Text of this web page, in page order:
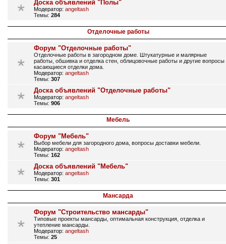
Доска объявлений "Полы"
Модератор: angeltash
Темы: 284
Отделочные работы
Форум "Отделочные работы"
Отделочные работы в загородном доме. Штукатурные и малярные
работы, обшивка и отделка стен, облицовочные работы и другие вопросы
касающиеся отделки дома.
Модератор: angeltash
Темы: 307
Доска объявлений "Отделочные работы"
Модератор: angeltash
Темы: 906
Мебель
Форум "Мебель"
Выбор мебели для загородного дома, вопросы доставки мебели.
Модератор: angeltash
Темы: 162
Доска объявлений "Мебель"
Модератор: angeltash
Темы: 301
Мансарда
Форум "Строительство мансарды"
Типовые проекты мансарды, оптимальная конструкция, отделка и
утепление мансарды.
Модератор: angeltash
Темы: 25